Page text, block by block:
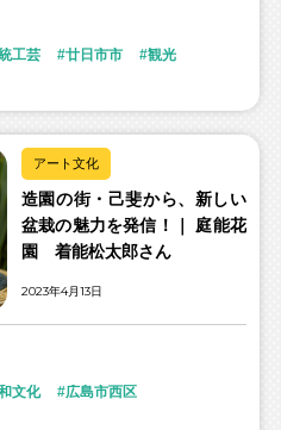
工芸 廿日市市 観光
アート文化
造園の街・己斐から、新しい
盆栽の魅力を発信！｜ 庭能花
園 着能松太郎さん
2023年4月13日
文化
広島市西区